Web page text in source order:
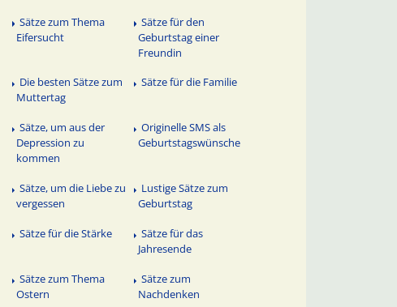
Sätze zum Thema
Eifersucht
Sätze für den
Geburtstag einer
Freundin
Die besten Sätze zum
Muttertag
Sätze für die Familie
Sätze, um aus der
Depression zu
kommen
Originelle SMS als
Geburtstagswünsche
Sätze, um die Liebe zu
vergessen
Lustige Sätze zum
Geburtstag
Sätze für die Stärke
Sätze für das
Jahresende
Sätze zum Thema
Ostern
Sätze zum
Nachdenken